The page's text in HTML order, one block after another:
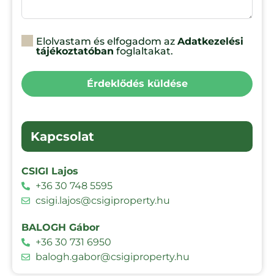
Elolvastam és elfogadom az Adatkezelési
tájékoztatóban foglaltakat.
Érdeklődés küldése
Kapcsolat
CSIGI Lajos
+36 30 748 5595
csigi.lajos@csigiproperty.hu
BALOGH Gábor
+36 30 731 6950
balogh.gabor@csigiproperty.hu